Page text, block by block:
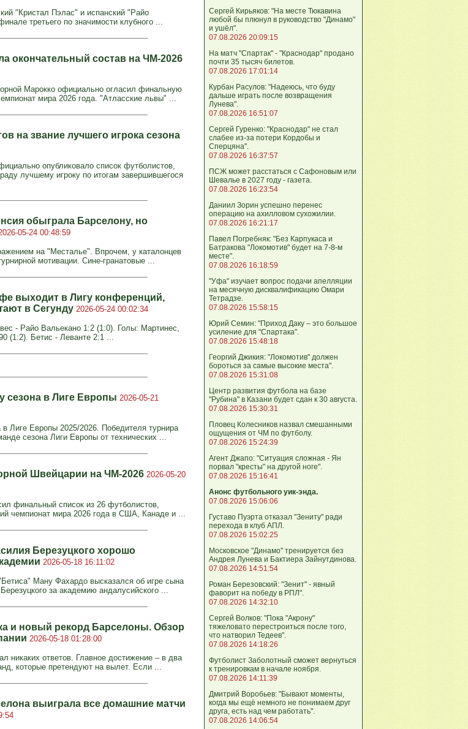
"Кристал Пэлас" и испанский "Райо
третьего по значимости клубного ...
окончательный состав на ЧМ-2026
Марокко официально огласил финальную
мира 2026 года. "Атласские львы" ...
на звание лучшего игрока сезона
опубликовало список футболистов,
лучшему игроку по итогам завершившегося
обыграла Барселону, но
05-24 00:48:59
на "Месталье". Впрочем, у каталонцев
мотивации. Сине-гранатовые ...
выходит в Лигу конференций,
в Сегунду 2026-05-24 00:02:34
- Райо Вальекано 1:2 (1:0). Голы: Мартинес,
(1:2). Бетис - Леванте 2:1 ...
сезона в Лиге Европы 2026-05-21
Лиге Европы 2025/2026. Победителя турнира
сезона Лиги Европы от технических ...
Швейцарии на ЧМ-2026 2026-05-20
финальный список из 26 футболистов,
чемпионат мира 2026 года в США, Канаде и ...
Березуцкого хорошо
2026-05-18 16:11:02
Ману Фахардо высказался об игре сына
за академию андалусийского ...
и новый рекорд Барселоны. Обзор
2026-05-18 01:28:00
никаких ответов. Главное достижение – в два
которые претендуют на вылет. Если ...
выиграла все домашние матчи
Сергей Кирьяков: "На месте Тюкавина
любой бы плюнул в руководство "Динамо"
и ушёл".
07.08.2026 20:09:15
На матч "Спартак" - "Краснодар" продано
почти 35 тысяч билетов.
07.08.2026 17:01:14
Курбан Расулов: "Надеюсь, что буду
дальше играть после возвращения
Лунева".
07.08.2026 16:51:07
Сергей Гуренко: "Краснодар" не стал
слабее из-за потери Кордобы и
Сперцяна".
07.08.2026 16:37:57
ПСЖ может расстаться с Сафоновым или
Шевалье в 2027 году - газета.
07.08.2026 16:23:54
Даниил Зорин успешно перенес
операцию на ахилловом сухожилии.
07.08.2026 16:21:17
Павел Погребняк: "Без Карпукаса и
Батракова "Локомотив" будет на 7-8-м
месте".
07.08.2026 16:18:59
"Уфа" изучает вопрос подачи апелляции
на месячную дисквалификацию Омари
Тетрадзе.
07.08.2026 15:58:15
Юрий Семин: "Приход Даку – это большое
усиление для "Спартака".
07.08.2026 15:48:18
Георгий Джикия: "Локомотив" должен
бороться за самые высокие места".
07.08.2026 15:31:08
Центр развития футбола на базе
"Рубина" в Казани будет сдан к 30 августа.
07.08.2026 15:30:31
Пловец Колесников назвал смешанными
ощущения от ЧМ по футболу.
07.08.2026 15:24:39
Агент Джапо: "Ситуация сложная - Ян
порвал "кресты" на другой ноге".
07.08.2026 15:16:41
Анонс футбольного уик-энда.
07.08.2026 15:06:06
Густаво Пуэрта отказал "Зениту" ради
перехода в клуб АПЛ.
07.08.2026 15:02:25
Московское "Динамо" тренируется без
Андрея Лунева и Бактиера Зайнутдинова.
07.08.2026 14:51:54
Роман Березовский: "Зенит" - явный
фаворит на победу в РПЛ".
07.08.2026 14:32:10
Сергей Волков: "Пока "Акрону"
тяжеловато перестроиться после того,
что натворил Тедеев".
07.08.2026 14:18:26
Футболист Заболотный сможет вернуться
к тренировкам в начале ноября.
07.08.2026 14:11:39
Дмитрий Воробьев: "Бывают моменты,
когда мы ещё немного не понимаем друг
друга, есть над чем работать".
07.08.2026 14:06:54